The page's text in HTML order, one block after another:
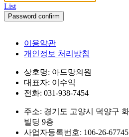
List
Password confirm
이용약관
개인정보 처리방침
상호명: 아드망의원
대표자: 이수익
전화: 031-938-7454
주소: 경기도 고양시 덕양구
빌딩 9층
사업자등록번호: 106-26-67745